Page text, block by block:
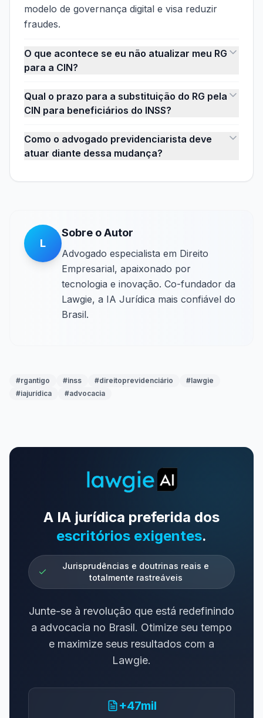
modelo de governança digital e visa reduzir
fraudes.
O que acontece se eu não atualizar meu RG
para a CIN?
Qual o prazo para a substituição do RG pela
CIN para beneficiários do INSS?
Como o advogado previdenciarista deve
atuar diante dessa mudança?
L
Sobre o Autor
Advogado especialista em Direito
Empresarial, apaixonado por
tecnologia e inovação. Co-fundador da
Lawgie, a IA Jurídica mais confiável do
Brasil.
#rgantigo #inss #direitoprevidenciário #lawgie
#iajurídica #advocacia
A IA jurídica preferida dos
escritórios exigentes.
Jurisprudências e doutrinas reais e
totalmente rastreáveis
Junte-se à revolução que está redefinindo
a advocacia no Brasil. Otimize seu tempo
e maximize seus resultados com a
Lawgie.
+47mil